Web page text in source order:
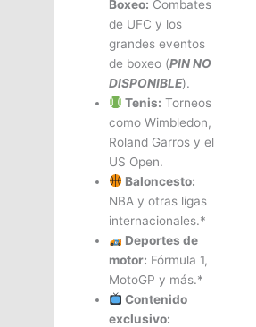
Boxeo: Combates
de UFC y los
grandes eventos
de boxeo (PIN NO
DISPONIBLE).
Tenis: Torneos
como Wimbledon,
Roland Garros y el
US Open.
Baloncesto:
NBA y otras ligas
internacionales.*
Deportes de
motor: Fórmula 1,
MotoGP y más.*
Contenido
exclusivo: